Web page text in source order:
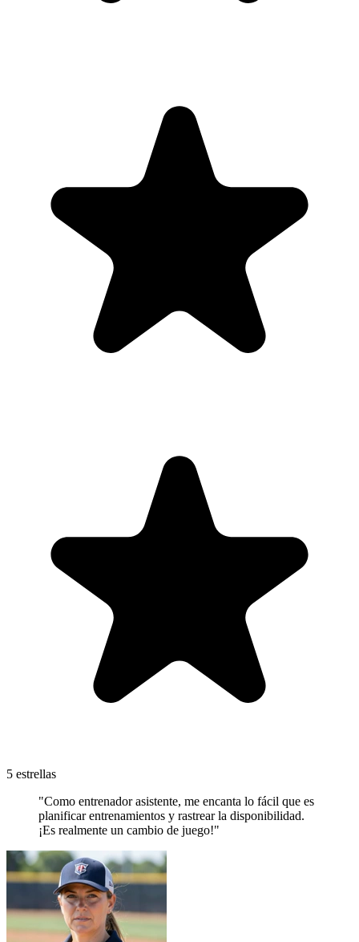
5 estrellas
"Como entrenador asistente, me encanta lo fácil que es
planificar entrenamientos y rastrear la disponibilidad.
¡Es realmente un cambio de juego!"